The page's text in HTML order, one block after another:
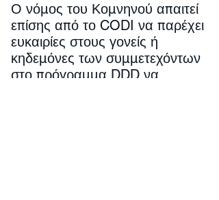
Ο νόμος του Κομνηνού απαιτεί
επίσης από το CODI να παρέχει
ευκαιρίες στους γονείς ή
κηδεμόνες των συμμετεχόντων
στο πρόγραμμα DDD να